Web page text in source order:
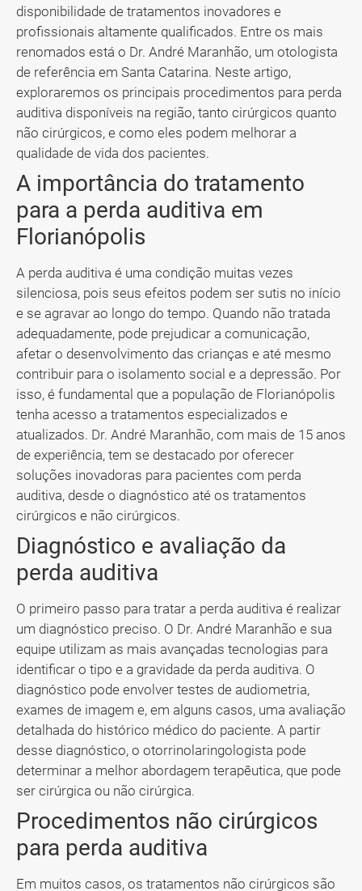
disponibilidade de tratamentos inovadores e
profissionais altamente qualificados. Entre os mais
renomados está o Dr. André Maranhão, um otologista
de referência em Santa Catarina. Neste artigo,
exploraremos os principais procedimentos para perda
auditiva disponíveis na região, tanto cirúrgicos quanto
não cirúrgicos, e como eles podem melhorar a
qualidade de vida dos pacientes.
A importância do tratamento
para a perda auditiva em
Florianópolis
A perda auditiva é uma condição muitas vezes
silenciosa, pois seus efeitos podem ser sutis no início
e se agravar ao longo do tempo. Quando não tratada
adequadamente, pode prejudicar a comunicação,
afetar o desenvolvimento das crianças e até mesmo
contribuir para o isolamento social e a depressão. Por
isso, é fundamental que a população de Florianópolis
tenha acesso a tratamentos especializados e
atualizados. Dr. André Maranhão, com mais de 15 anos
de experiência, tem se destacado por oferecer
soluções inovadoras para pacientes com perda
auditiva, desde o diagnóstico até os tratamentos
cirúrgicos e não cirúrgicos.
Diagnóstico e avaliação da
perda auditiva
O primeiro passo para tratar a perda auditiva é realizar
um diagnóstico preciso. O Dr. André Maranhão e sua
equipe utilizam as mais avançadas tecnologias para
identificar o tipo e a gravidade da perda auditiva. O
diagnóstico pode envolver testes de audiometria,
exames de imagem e, em alguns casos, uma avaliação
detalhada do histórico médico do paciente. A partir
desse diagnóstico, o otorrinolaringologista pode
determinar a melhor abordagem terapêutica, que pode
ser cirúrgica ou não cirúrgica.
Procedimentos não cirúrgicos
para perda auditiva
Em muitos casos, os tratamentos não cirúrgicos são